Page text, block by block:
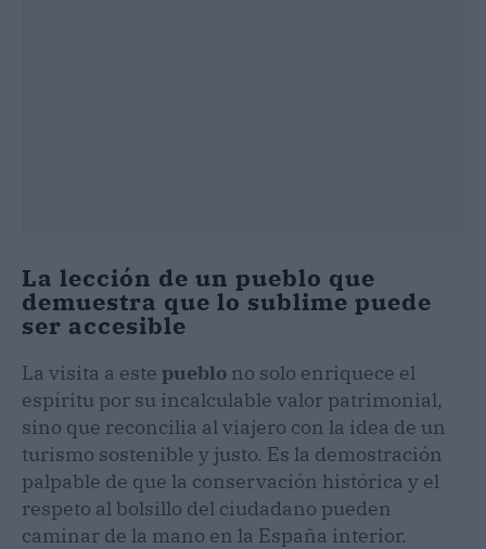
La lección de un pueblo que
demuestra que lo sublime puede
ser accesible
La visita a este pueblo no solo enriquece el
espíritu por su incalculable valor patrimonial,
sino que reconcilia al viajero con la idea de un
turismo sostenible y justo. Es la demostración
palpable de que la conservación histórica y el
respeto al bolsillo del ciudadano pueden
caminar de la mano en la España interior.